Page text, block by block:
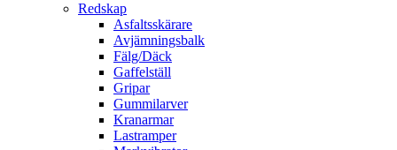
Redskap
Asfaltsskärare
Avjämningsbalk
Fälg/Däck
Gaffelställ
Gripar
Gummilarver
Kranarmar
Lastramper